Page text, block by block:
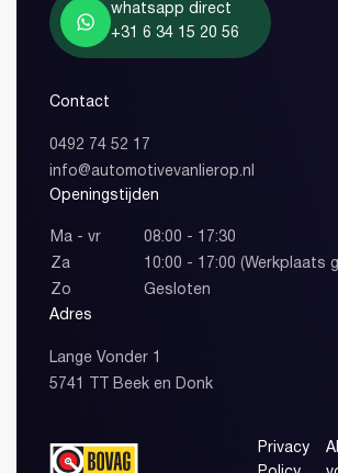
whatsapp direct
+31 6 34 15 20 56
Contact
0492 74 52 17
info@automotivevanlierop.nl
Openingstijden
Ma - vr
08:00 - 17:30
Za
10:00 - 17:00 (Werkplaats
Zo
Gesloten
Adres
Lange Vonder 1
5741 TT Beek en Donk
Privacy